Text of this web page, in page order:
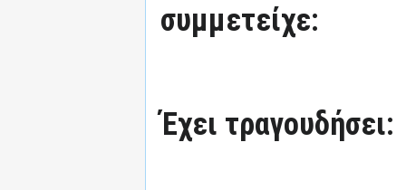
συμμετείχε:
Έχει τραγουδήσει: